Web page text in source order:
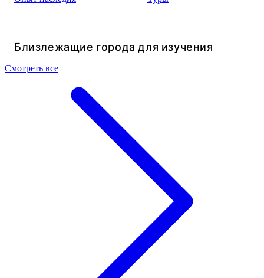
Близлежащие города для изучения
Смотреть все